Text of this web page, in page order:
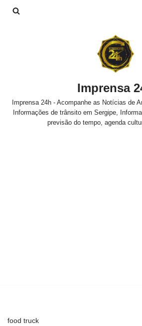
Imprensa
Imprensa 24h - Acompanhe as Notícias de
Informações de trânsito em Sergipe,
previsão do tempo, agenda
food truck